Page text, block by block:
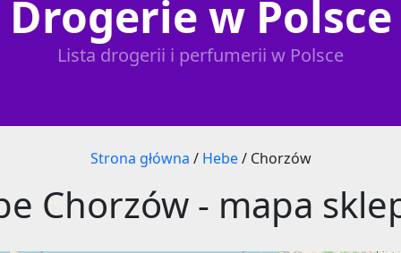
Drogerie w Polsce
Lista drogerii i perfumerii w Polsce
Strona główna / Hebe/ Chorzów
Chorzów - mapa